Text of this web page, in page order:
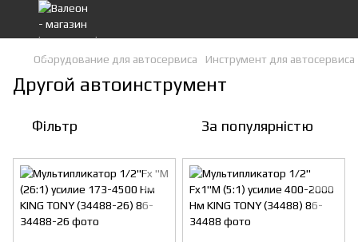
Оборудование для автосервиса Инструмент для автосервиса
Другой автоинструмент
Фільтр За популярністю